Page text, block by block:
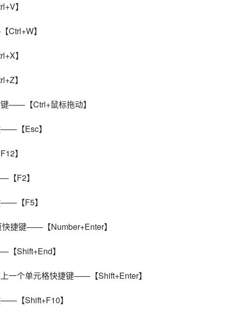
】
Ctrl+W】
】
】
——【Ctrl+鼠标拖动】
【Esc】
】
【F2】
【F5】
捷键——【Number+Enter】
Shift+End】
一个单元格快捷键——【Shift+Enter】
【Shift+F10】